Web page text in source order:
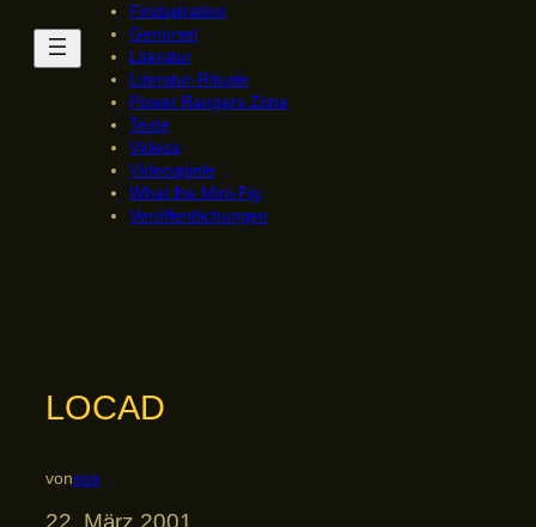
Findspiration
Genürsel
Literatur
Literatur-Rituale
Power Rangers Zone
Texte
Videos
Videospiele
What the Mini-Fig
Veröffentlichungen
LOCAD
vonspa
22. März 2001